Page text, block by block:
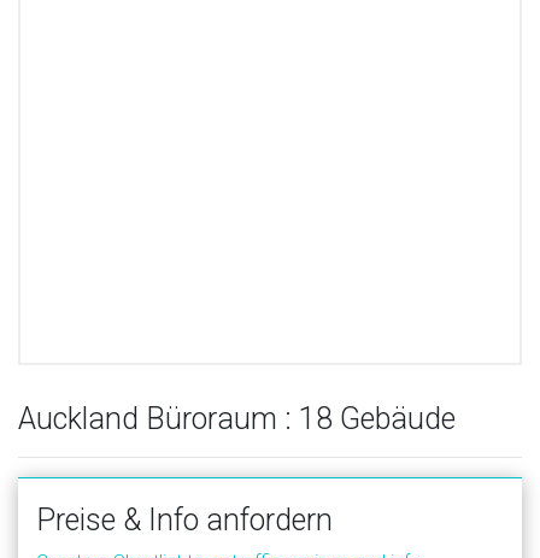
Auckland Büroraum : 18 Gebäude
Preise & Info anfordern